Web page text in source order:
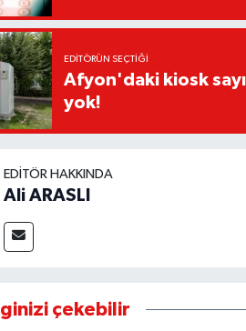
EDITÖRÜN SEÇTIĞI
Afyon'daki kiosk
yok!
EDITÖR HAKKINDA
Ali ARASLI
çekebilir